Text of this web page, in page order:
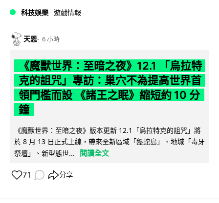
科技娛樂 遊戲情報
天恩 6 小時
《魔獸世界：至暗之夜》12.1 「烏拉特
克的詛咒」專訪：巢穴不為提高世界首
領門檻而設 《諸王之眠》縮短約 10 分
鐘
《魔獸世界：至暗之夜》版本更新 12.1「烏拉特克的詛咒」將
於 8 月 13 日正式上線，帶來全新區域「盤蛇島」、地城「毒牙
祭壇」、新型態世...
閱讀全文
71 分享